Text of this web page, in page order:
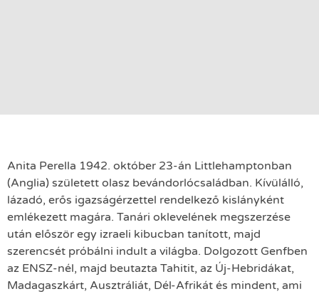
Anita Perella 1942. október 23-án Littlehamptonban
(Anglia) született olasz bevándorlócsaládban. Kívülálló,
lázadó, erős igazságérzettel rendelkező kislányként
emlékezett magára. Tanári oklevelének megszerzése
után először egy izraeli kibucban tanított, majd
szerencsét próbálni indult a világba. Dolgozott Genfben
az ENSZ-nél, majd beutazta Tahitit, az Új-Hebridákat,
Madagaszkárt, Ausztráliát, Dél-Afrikát és mindent, ami